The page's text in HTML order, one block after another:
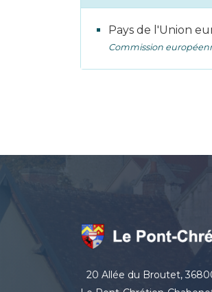
Pays de l'Union
Commission
20 Allée du Broutet,